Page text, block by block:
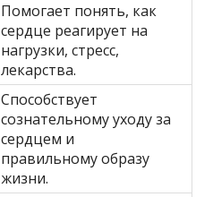
Помогает понять, как
сердце реагирует на
нагрузки, стресс,
лекарства.
Способствует
сознательному уходу за
сердцем и
правильному образу
жизни.